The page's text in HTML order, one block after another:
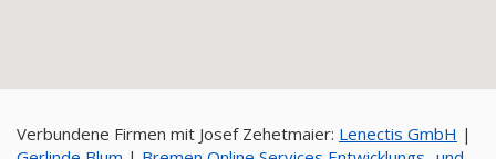
Verbundene Firmen mit Josef Zehetmaier: Lenectis GmbH |